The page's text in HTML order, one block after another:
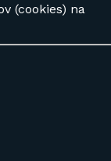
(cookies) na